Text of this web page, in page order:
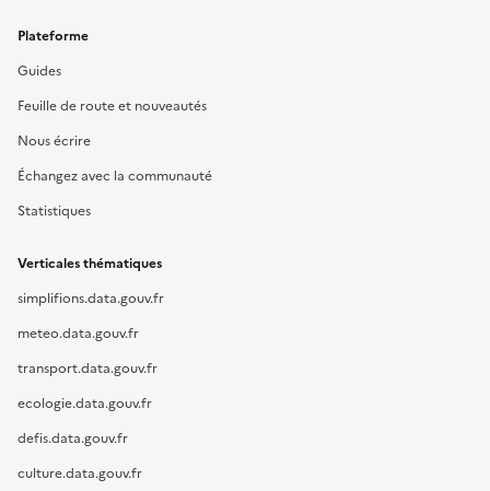
Plateforme
Guides
Feuille de route et nouveautés
Nous écrire
Échangez avec la communauté
Statistiques
Verticales thématiques
simplifions.data.gouv.fr
meteo.data.gouv.fr
transport.data.gouv.fr
ecologie.data.gouv.fr
defis.data.gouv.fr
culture.data.gouv.fr